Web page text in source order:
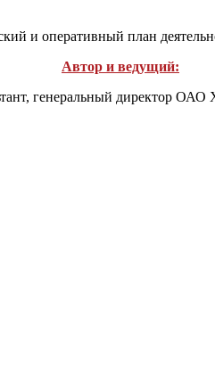
и оперативный план
Автор и ведущий:
генеральный директор